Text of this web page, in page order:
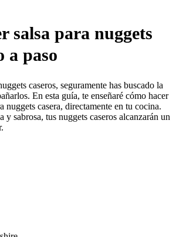
salsa para nuggets
a paso
caseros, seguramente has buscado la
En esta guía, te enseñaré cómo hacer
nuggets casera, directamente en tu cocina.
y sabrosa, tus nuggets caseros alcanzarán un